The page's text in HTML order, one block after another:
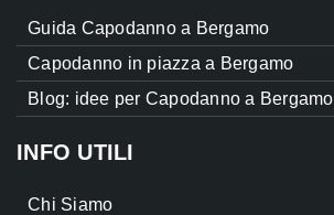
Guida Capodanno a Bergamo
Capodanno in piazza a Bergamo
Blog: idee per Capodanno a Bergamo
INFO UTILI
Chi Siamo